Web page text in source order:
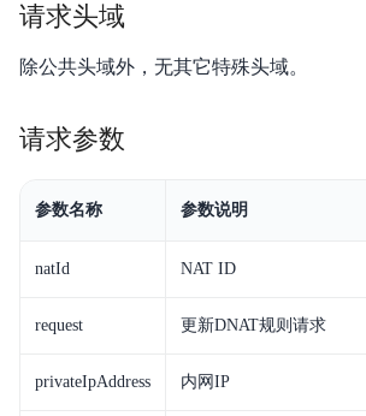
Go-SDK
常见问题
视频专区
请求头域
除公共头域外，无其它特殊头域。
请求参数
参数名称 参数说明
natId NAT ID
request 更新DNAT规则请求
privateIpAddress 内网IP